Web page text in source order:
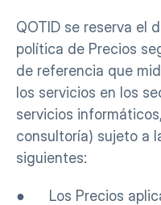
QOTID se reserva el
política de Precios
de referencia que
los servicios en los
servicios
consultoría) sujeto a
siguientes:
●      Los Precios